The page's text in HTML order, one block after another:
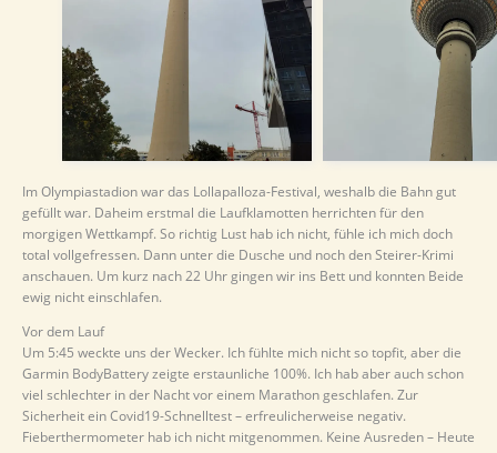
Im Olympiastadion war das Lollapalloza-Festival, weshalb die Bahn gut
gefüllt war. Daheim erstmal die Laufklamotten herrichten für den
morgigen Wettkampf. So richtig Lust hab ich nicht, fühle ich mich doch
total vollgefressen. Dann unter die Dusche und noch den Steirer-Krimi
anschauen. Um kurz nach 22 Uhr gingen wir ins Bett und konnten Beide
ewig nicht einschlafen.
Vor dem Lauf
Um 5:45 weckte uns der Wecker. Ich fühlte mich nicht so topfit, aber die
Garmin BodyBattery zeigte erstaunliche 100%. Ich hab aber auch schon
viel schlechter in der Nacht vor einem Marathon geschlafen. Zur
Sicherheit ein Covid19-Schnelltest – erfreulicherweise negativ.
Fieberthermometer hab ich nicht mitgenommen. Keine Ausreden – Heute